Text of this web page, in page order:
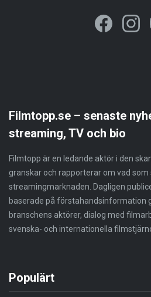
Filmtopp.se – senaste
streaming, TV och bio
Filmtopp är en ledande aktör i den
granskar och rapporterar om vad som
streamingmarknaden. Dagligen
baserade på förstahandsinformation
branschens aktörer, dialog med
svenska- och internationella
Populärt